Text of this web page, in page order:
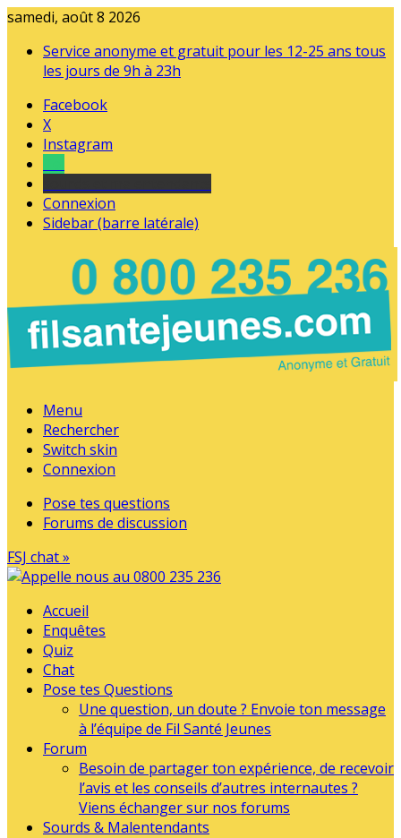
samedi, août 8 2026
Service anonyme et gratuit pour les 12-25 ans tous
les jours de 9h à 23h
Facebook
X
Instagram
Connexion
Sidebar (barre latérale)
Menu
Rechercher
Switch skin
Connexion
Pose tes questions
Forums de discussion
FSJ chat »
Accueil
Enquêtes
Quiz
Chat
Pose tes Questions
Une question, un doute ? Envoie ton message
à l’équipe de Fil Santé Jeunes
Forum
Besoin de partager ton expérience, de recevoir
l’avis et les conseils d’autres internautes ?
Viens échanger sur nos forums
Sourds & Malentendants